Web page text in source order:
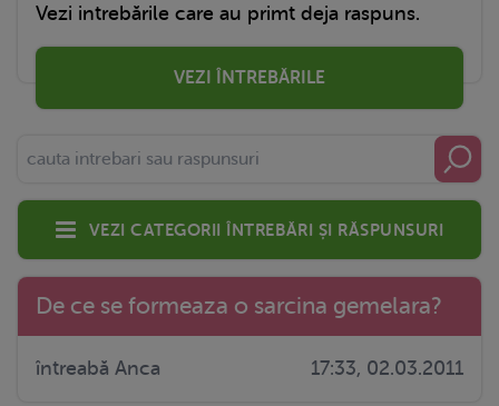
Vezi intrebările care au primt deja raspuns.
VEZI ÎNTREBĂRILE
Vezi categorii întrebări și răspunsuri
De ce se formeaza o sarcina gemelara?
întreabă Anca 17:33, 02.03.2011